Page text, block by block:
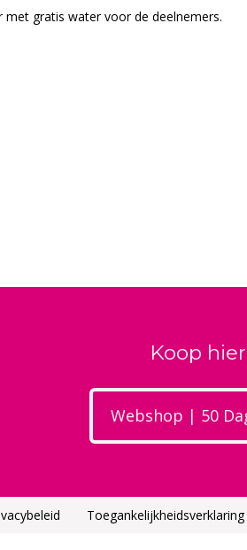
gratis water voor de deelnemers.
Koop
Webshop | 50
Toegankelijkheidsverklaring